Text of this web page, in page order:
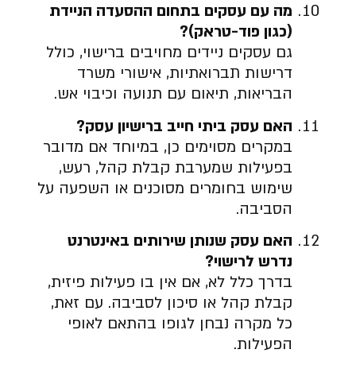
מה עם עסקים בתחום ההסעדה הניידת
(כגון פוד-טראק)?
גם עסקים ניידים מחויבים ברישוי, כולל
דרישות תברואתיות, אישורי משרד
הבריאות, תיאום עם תנועה וכיבוי אש.
האם עסק ביתי חייב ברישיון עסק?
במקרים מסוימים כן, במיוחד אם מדובר
בפעילות שמערבת קבלת קהל, רעש,
שימוש בחומרים מסוכנים או השפעה על
הסביבה.
האם עסק שנותן שירותים באינטרנט
נדרש לרישוי?
בדרך כלל לא, אם אין בו פעילות פיזית,
קבלת קהל או סיכון לסביבה. עם זאת,
כל מקרה נבחן לגופו בהתאם לאופי
הפעילות.